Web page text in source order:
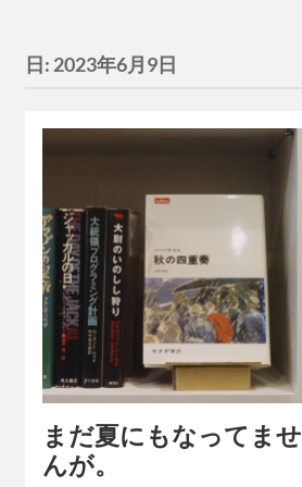
日: 2023年6月9日
まだ夏にもなってませ
んが。